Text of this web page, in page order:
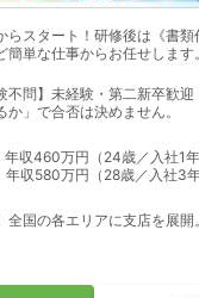
らスタート！研修後は《書
簡単な仕事からお任せします。
不問】未経験・第二新卒歓
か」で合否は決めません。
年収460万円（24歳／入社1年
年収580万円（28歳／入社3
全国の各エリアに支店を展